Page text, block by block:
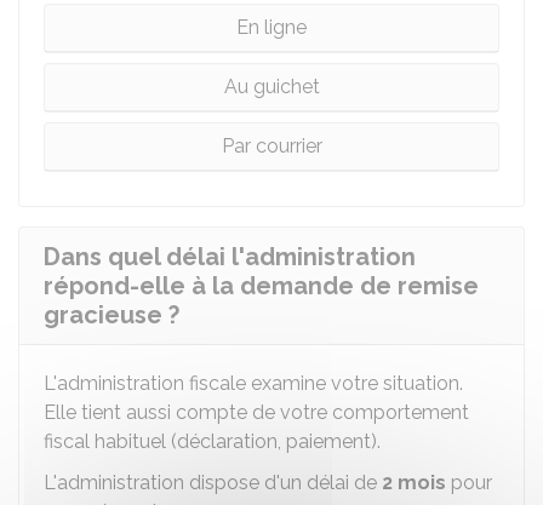
En ligne
Au guichet
Par courrier
Dans quel délai l'administration
répond-elle à la demande de remise
gracieuse ?
L'administration fiscale examine votre situation.
Elle tient aussi compte de votre comportement
fiscal habituel (déclaration, paiement).
L'administration dispose d'un délai de 2 mois pour